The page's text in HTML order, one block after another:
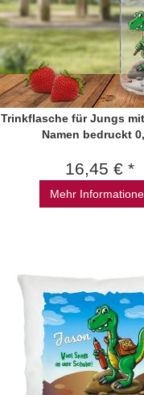
Trinkflasche für Jungs
Namen bedruckt
16,45 € *
Mehr